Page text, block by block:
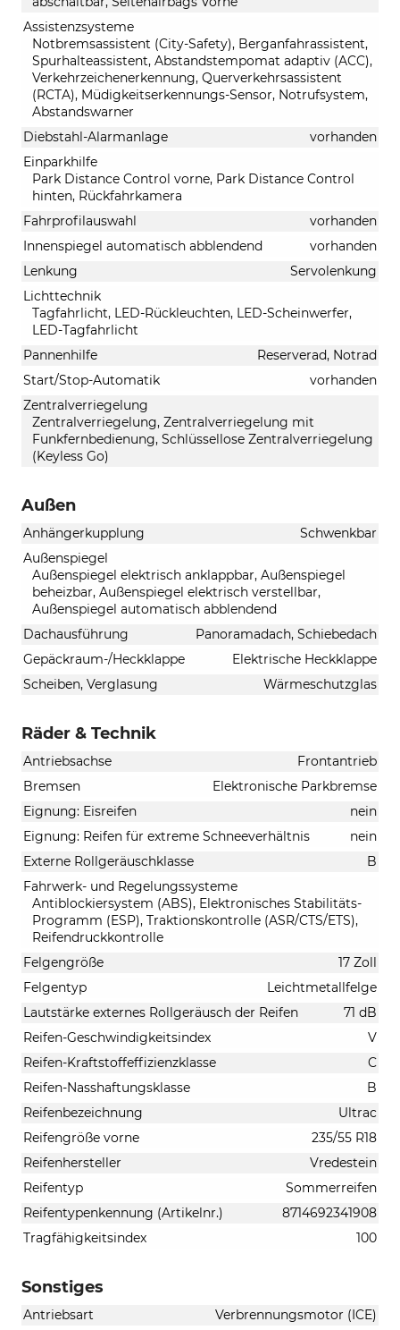
Assistenzsysteme
Notbremsassistent (City-Safety), Berganfahrassistent,
Spurhalteassistent, Abstandstempomat adaptiv (ACC),
Verkehrzeichenerkennung, Querverkehrsassistent
(RCTA), Müdigkeitserkennungs-Sensor, Notrufsystem,
Abstandswarner
Diebstahl-Alarmanlage
vorhanden
Einparkhilfe
Park Distance Control vorne, Park Distance Control
hinten, Rückfahrkamera
Fahrprofilauswahl
vorhanden
Innenspiegel automatisch abblendend
vorhanden
Lenkung
Servolenkung
Lichttechnik
Tagfahrlicht, LED-Rückleuchten, LED-Scheinwerfer,
LED-Tagfahrlicht
Pannenhilfe
Reserverad, Notrad
Start/Stop-Automatik
vorhanden
Zentralverriegelung
Zentralverriegelung, Zentralverriegelung mit
Funkfernbedienung, Schlüssellose Zentralverriegelung
(Keyless Go)
Außen
Anhängerkupplung
Schwenkbar
Außenspiegel
Außenspiegel elektrisch anklappbar, Außenspiegel
beheizbar, Außenspiegel elektrisch verstellbar,
Außenspiegel automatisch abblendend
Dachausführung
Panoramadach, Schiebedach
Gepäckraum-/Heckklappe
Elektrische Heckklappe
Scheiben, Verglasung
Wärmeschutzglas
Räder & Technik
Antriebsachse
Frontantrieb
Bremsen
Elektronische Parkbremse
Eignung: Eisreifen
nein
Eignung: Reifen für extreme Schneeverhältnis
nein
Externe Rollgeräuschklasse
B
Fahrwerk- und Regelungssysteme
Antiblockiersystem (ABS), Elektronisches Stabilitäts-
Programm (ESP), Traktionskontrolle (ASR/CTS/ETS),
Reifendruckkontrolle
Felgengröße
17 Zoll
Felgentyp
Leichtmetallfelge
Lautstärke externes Rollgeräusch der Reifen
71 dB
Reifen-Geschwindigkeitsindex
V
Reifen-Kraftstoffeffizienzklasse
C
Reifen-Nasshaftungsklasse
B
Reifenbezeichnung
Ultrac
Reifengröße vorne
235/55 R18
Reifenhersteller
Vredestein
Reifentyp
Sommerreifen
Reifentypenkennung (Artikelnr.)
8714692341908
Tragfähigkeitsindex
100
Sonstiges
Antriebsart
Verbrennungsmotor (ICE)